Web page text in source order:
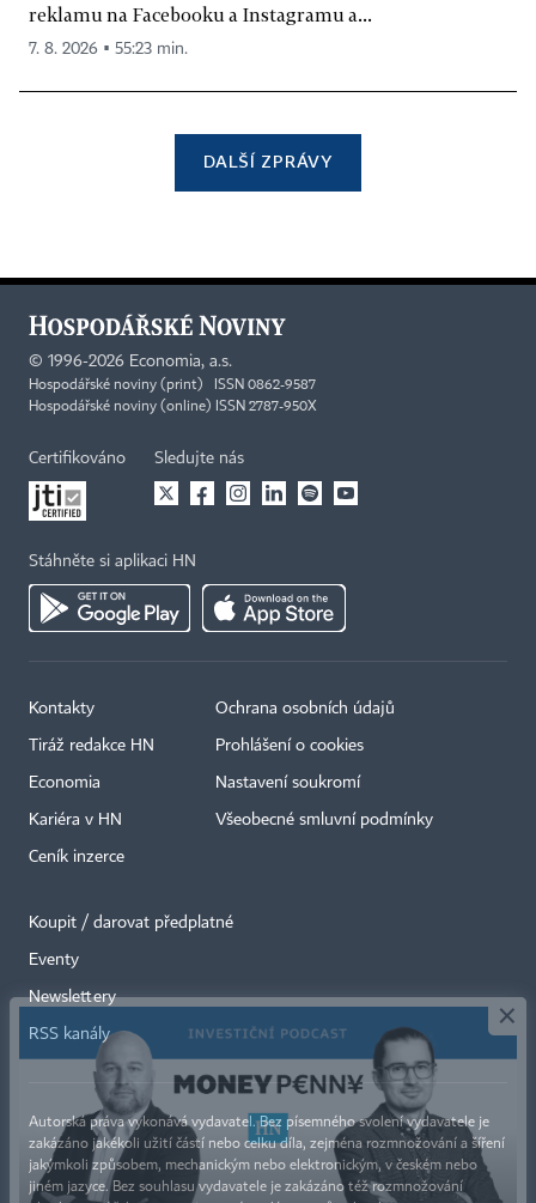
reklamu na Facebooku a Instagramu a...
7. 8. 2026 ▪ 55:23 min.
DALŠÍ ZPRÁVY
© 1996-2026 Economia, a.s.
Hospodářské noviny (print) ISSN 0862-9587
Hospodářské noviny (online) ISSN 2787-950X
Certifikováno Sledujte nás
Stáhněte si aplikaci HN
Kontakty
Tiráž redakce HN
Economia
Kariéra v HN
Ceník inzerce
Ochrana osobních údajů
Prohlášení o cookies
Nastavení soukromí
Všeobecné smluvní podmínky
Koupit / darovat předplatné
Eventy
Newslettery
RSS kanály
Autorská práva vykonává vydavatel. Bez písemného svolení vydavatele je
zakázáno jakékoli užití částí nebo celku díla, zejména rozmnožování a šíření
jakýmkoli způsobem, mechanickým nebo elektronickým, v českém nebo
jiném jazyce. Bez souhlasu vydavatele je zakázáno též rozmnožování